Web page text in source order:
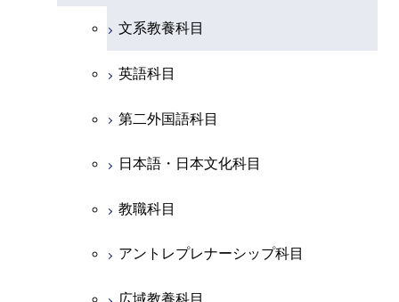
初年次専門科目
創造プロセス科目
共通専門科目
文系教養科目
英語科目
第二外国語科目
日本語・日本文化科目
教職科目
アントレプレナーシップ科目
広域教養科目